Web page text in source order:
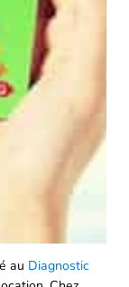
au Diagnostic